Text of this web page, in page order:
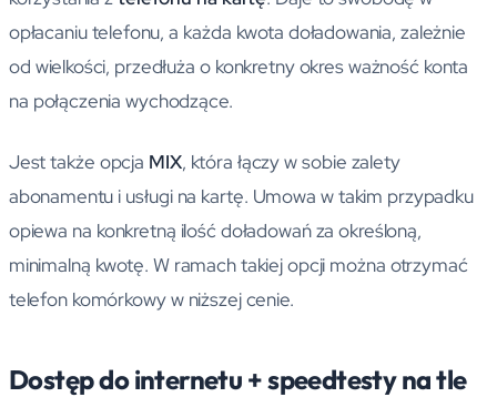
opłacaniu telefonu, a każda kwota doładowania, zależnie
od wielkości, przedłuża o konkretny okres ważność konta
na połączenia wychodzące.
Jest także opcja MIX, która łączy w sobie zalety
abonamentu i usługi na kartę. Umowa w takim przypadku
opiewa na konkretną ilość doładowań za określoną,
minimalną kwotę. W ramach takiej opcji można otrzymać
telefon komórkowy w niższej cenie.
Dostęp do internetu + speedtesty na tle